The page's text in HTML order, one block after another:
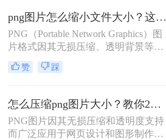
呢？本文将介绍两种将PNG图片压缩
至200K以下的方法。
png图片怎么缩小文件大小？这二个方法都可以帮助到你！
PNG（Portable Network Graphics）图
片格式因其无损压缩、透明背景等特
性而广受欢迎，但有时其文件体积过
大，会影响网页加载速度或占用过多
件大小呢？本文将介绍两种有效的
PNG图片缩小文件大小的方法。
赞 踩
怎么压缩png图片大小？教你2种实用的压缩方法！
PNG图片因其无损压缩和透明度支持
而广泛应用于网页设计和图形制作。